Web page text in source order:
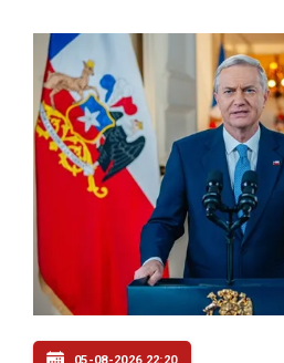
05-08-2026 22:20